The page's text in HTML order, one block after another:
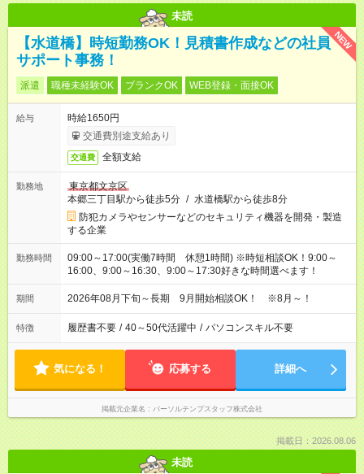
未読
NEW
【水道橋】時短勤務OK！見積書作成などの社員
サポート事務！
派遣 職種未経験OK ブランクOK WEB登録・面接OK
給与
時給1650円
交通費別途支給あり
交通費 全額支給
勤務地
東京都文京区
本郷三丁目駅から徒歩5分 / 水道橋駅から徒歩8分
防犯カメラやセンサーなどのセキュリティ機器を開発・製造
する企業
勤務時間
09:00～17:00(実働7時間 休憩1時間) ※時短相談OK！9:00～
16:00、9:00～16:30、9:00～17:30好きな時間選べます！
期間 2026年08月下旬～長期 9月開始相談OK！ ※8月～！
特徴 履歴書不要 / 40～50代活躍中 / パソコンスキル不要
気になる！ 応募する 詳細へ
掲載元企業名 パーソルテンプスタッフ株式会社
掲載日：2026.08.06
未読